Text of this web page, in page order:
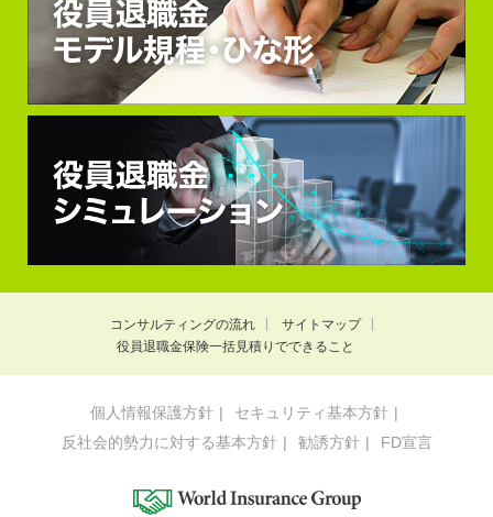
コンサルティングの流れ
サイトマップ
役員退職金保険一括見積りでできること
個人情報保護方針
セキュリティ基本方針
反社会的勢力に対する基本方針
勧誘方針 FD宣言